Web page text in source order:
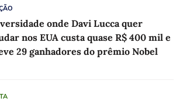
onde Davi Lucca quer
nos EUA custa quase R$ 400 mil e
29 ganhadores do prêmio Nobel